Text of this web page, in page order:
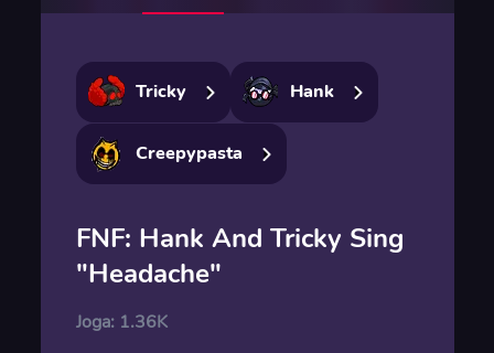
Tricky Hank
Creepypasta
FNF: Hank And Tricky Sing
"Headache"
Joga: 1.36K